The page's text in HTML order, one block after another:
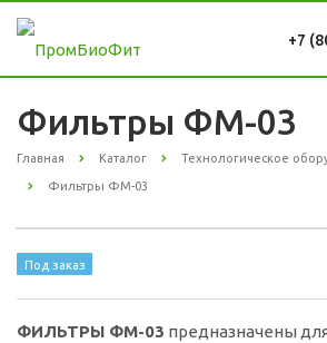
+7
Фильтры ФМ-03
Главная Каталог Технологическое
Фильтры ФМ-03
Под заказ
ФИЛЬТРЫ ФМ-03 предназначены